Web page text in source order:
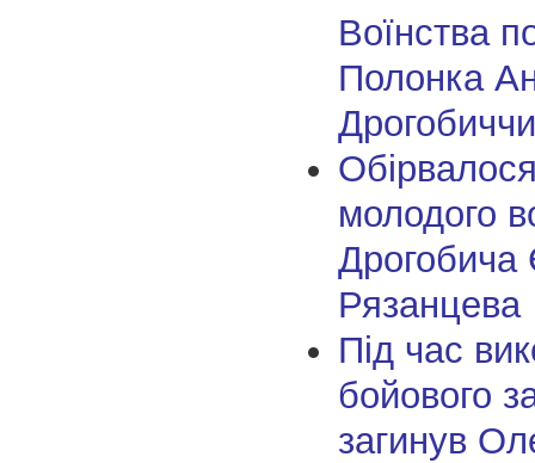
Воїнства
Полонка
молодого
Дрогобича
Рязанцева
Під час
бойового
загинув